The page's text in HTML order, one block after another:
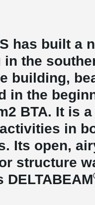
has built a
the
building,
in the
BTA. It is
in
Its open,
structure